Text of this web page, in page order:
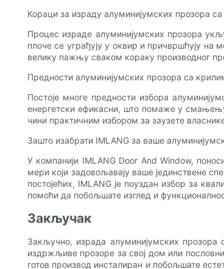
Кораци за израду алуминијумских прозора
Процес израде алуминијумских прозора
плоче се уграђују у оквир и причвршћују на
велику пажњу сваком кораку производног
Предности алуминијумских прозора са
Постоје многе предности избора
енергетски ефикасни, што помаже у
чини практичним избором за заузете
Зашто изабрати IMLANG за ваше
У компанији IMLANG Door And Window,
мери који задовољавају ваше јединствене
постојећих, IMLANG је поуздан избор за
помоћи да побољшате изглед и
Закључак
Закључно, израда алуминијумских
издржљиве прозоре за свој дом или
готов производ инсталиран и побољшате